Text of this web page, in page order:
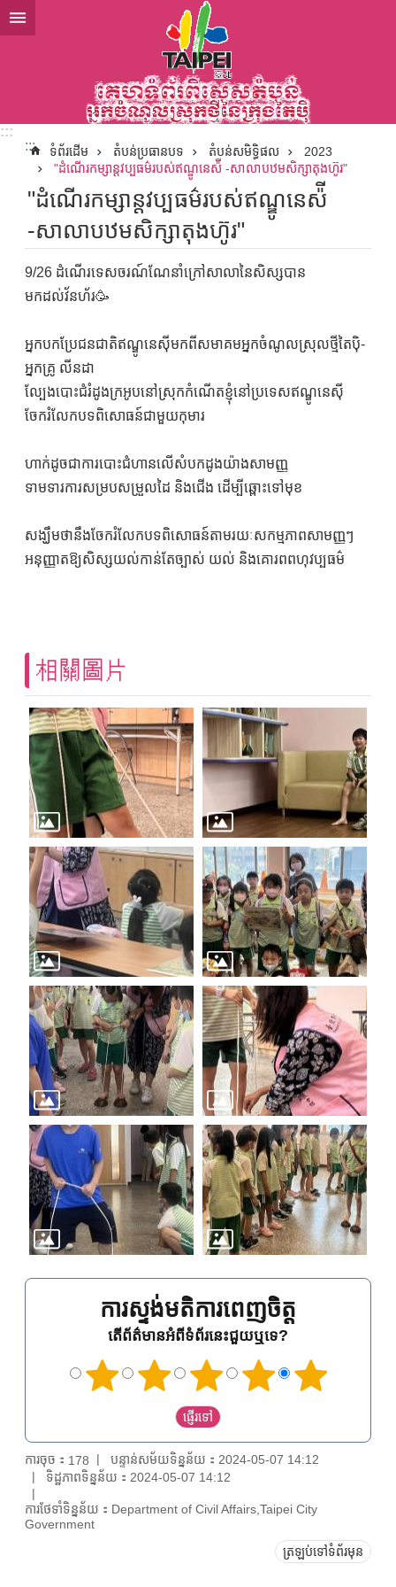
ទៅកាន់មាតិកាប្លុកមាតិកាសំខាន់
:::
:::
ទំព័រដើម តំបន់ប្រធានបទ តំបន់សមិទ្ធិផល
2023
"ដំណើរកម្សាន្តវប្បធម៌របស់ឥណ្ឌូនេស៉ី -សាលាបឋមសិក្សាតុងហ៊ូរ"
"ដំណើរកម្សាន្តវប្បធម៌របស់ឥណ្ឌូនេស៉ី
-សាលាបឋមសិក្សាតុងហ៊ូរ"
9/26 ដំណើរទេសចរណ៍ណែនាំក្រៅសាលានៃសិស្សបាន
មកដល់វ័នហ័រ🥳
អ្នកបកប្រែជនជាតិឥណ្ឌូនេស៊ីមកពីសមាគមអ្នកចំណូលស្រុលថ្មីតៃប៉ិ-
អ្នកគ្រូ លីនដា
ល្បែងបោះជំរំដូងក្រអូបនៅស្រុកកំណើតខ្ញុំនៅប្រទេសឥណ្ឌូនេស៊ី
ចែករំលែកបទពិសោធន៍ជាមួយកុមារ
ហាក់ដូចជាការបោះជំហានលើសំបកដូងយ៉ាងសាមញ្ញ
ទាមទារការសម្របសម្រួលដៃ និងជើង ដើម្បីឆ្ពោះទៅមុខ
សង្ឃឹមថានឹងចែករំលែកបទពិសោធន៍តាមរយៈសកម្មភាពសាមញ្ញៗ
អនុញ្ញាតឱ្យសិស្សយល់កាន់តែច្បាស់ យល់ និងគោរពពហុវប្បធម៌
相關圖片
ការស្ទង់មតិការពេញចិត្ត
តើព័ត៌មានអំពីទំព័រនេះជួយឬទេ?
ការចុច： 178
បន្ទាន់សម័យទិន្នន័យ：2024-05-07 14:12
ទិដ្ឋភាពទិន្នន័យ：2024-05-07 14:12
ការថែទាំទិន្នន័យ：Department of Civil Affairs,Taipei City
Government
ត្រឡប់ទៅទំព័រមុន